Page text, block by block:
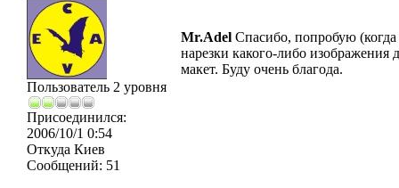
Пользователь 2 уровня
Присоединился:
2006/10/1 0:54
Откуда Киев
Сообщений: 51
Mr.Adel Спасибо, попробую
нарезки какого-либо изображения
макет. Буду очень благода.